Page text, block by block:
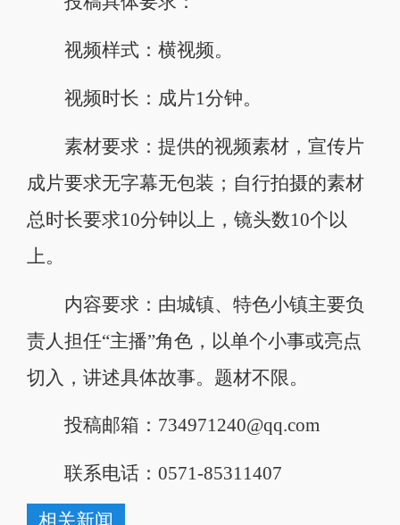
视频样式：横视频。
视频时长：成片1分钟。
素材要求：提供的视频素材，宣传片
成片要求无字幕无包装；自行拍摄的素材
总时长要求10分钟以上，镜头数10个以
上。
内容要求：由城镇、特色小镇主要负
责人担任“主播”角色，以单个小事或亮点
切入，讲述具体故事。题材不限。
投稿邮箱：734971240@qq.com
联系电话：0571-85311407
相关新闻